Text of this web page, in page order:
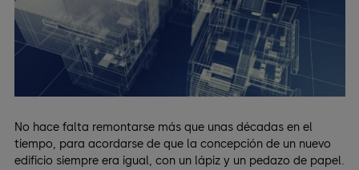
No hace falta remontarse más que unas décadas en el
tiempo, para acordarse de que la concepción de un nuevo
edificio siempre era igual, con un lápiz y un pedazo de papel.